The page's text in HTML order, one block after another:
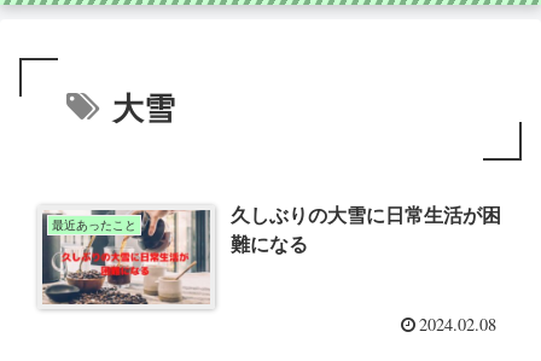
大雪
最近あったこと
久しぶりの大雪に日常生活が困
難になる
2024.02.08